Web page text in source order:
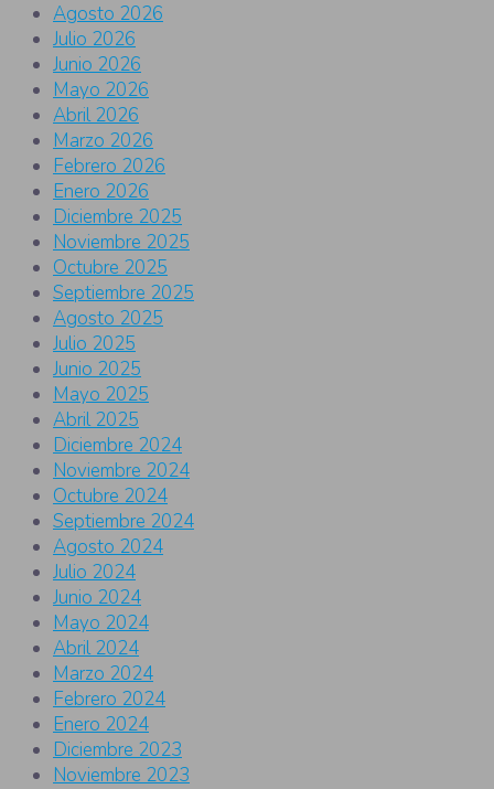
Agosto 2026
Julio 2026
Junio 2026
Mayo 2026
Abril 2026
Marzo 2026
Febrero 2026
Enero 2026
Diciembre 2025
Noviembre 2025
Octubre 2025
Septiembre 2025
Agosto 2025
Julio 2025
Junio 2025
Mayo 2025
Abril 2025
Diciembre 2024
Noviembre 2024
Octubre 2024
Septiembre 2024
Agosto 2024
Julio 2024
Junio 2024
Mayo 2024
Abril 2024
Marzo 2024
Febrero 2024
Enero 2024
Diciembre 2023
Noviembre 2023